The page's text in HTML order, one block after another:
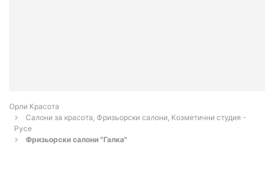
Орли Красота
Салони за красота, Фризьорски салони, Козметични студия -
Русе
Фризьорски салони "Галка"